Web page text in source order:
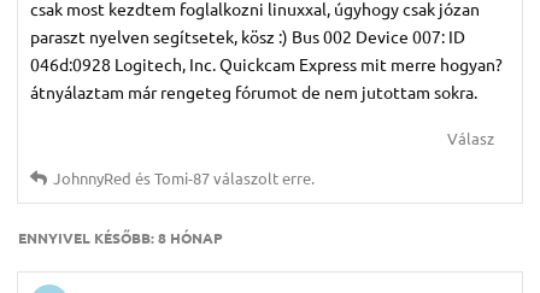
csak most kezdtem foglalkozni linuxxal, úgyhogy csak józan
paraszt nyelven segítsetek, kösz :) Bus 002 Device 007: ID
046d:0928 Logitech, Inc. Quickcam Express mit merre hogyan?
átnyálaztam már rengeteg fórumot de nem jutottam sokra.
Válasz
JohnnyRed ésTomi-87válaszolt erre.
ENNYIVEL KÉSŐBB:8 HÓNAP